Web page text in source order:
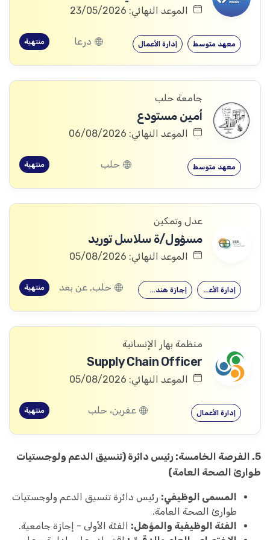
الموعد النهائي: 23/05/2026
إدارة الأعمال معهد متوسط درعا منتهية
جامعة حلب
أمين مستودع
الموعد النهائي: 06/08/2026
معهد متوسط حلب منتهية
عدل وتمكين
مسؤول/ة سلاسل توريد
الموعد النهائي: 05/08/2026
إجازة هندسية… إدارة الأعمال حلب, عن بعد منتهية
منظمة بهار الإنسانية
Supply Chain Officer
الموعد النهائي: 05/08/2026
إدارة الأعمال عفرين، حلب منتهية
5. الفرصة الخامسة: رئيس دائرة (تنسيق الدعم ولوجستيات
طوارئ الصحة العامة)
المسمى الوظيفي: رئيس دائرة تنسيق الدعم ولوجستيات
طوارئ الصحة العامة.
الفئة الوظيفية والمؤهل: الفئة الأولى - إجازة جامعية.